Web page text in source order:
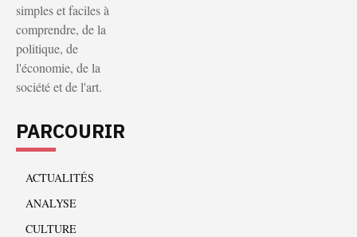
simples et faciles à
comprendre, de la
politique, de
l'économie, de la
société et de l'art.
PARCOURIR
ACTUALITÉS
ANALYSE
CULTURE